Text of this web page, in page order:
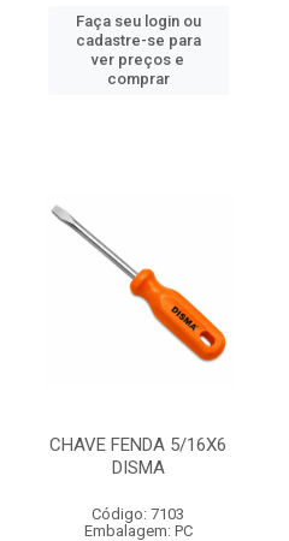
Faça seu login ou
cadastre-se para
ver preços e
comprar
CHAVE FENDA 5/16X6
DISMA
Código: 7103
Embalagem: PC